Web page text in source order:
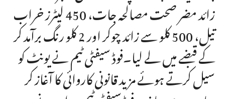
زائد مضر صحت مصالحہ جات، 450 لیٹرز خراب
تیل، 500 کلو سے زائد چوکر اور 2 کلو رنگ برآمد کر
کے قبضے میں لے لیا۔فوڈ سیفٹی ٹیم نے یونٹ کو
سیل کرتے ہوئے مزید قانونی کاروائی کا آغاز کر